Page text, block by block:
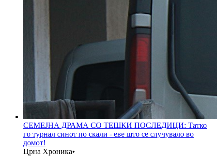
СЕМЕЈНА ДРАМА СО ТЕШКИ ПОСЛЕДИЦИ: Татко
го турнал синот по скали - еве што се случувало во
домот!
Црна Хроника•